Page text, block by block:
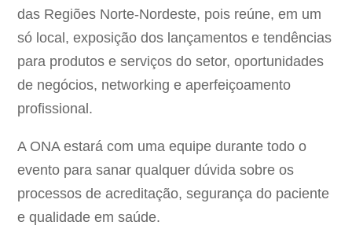
das Regiões Norte-Nordeste, pois reúne, em um
só local, exposição dos lançamentos e tendências
para produtos e serviços do setor, oportunidades
de negócios, networking e aperfeiçoamento
profissional.
A ONA estará com uma equipe durante todo o
evento para sanar qualquer dúvida sobre os
processos de acreditação, segurança do paciente
e qualidade em saúde.